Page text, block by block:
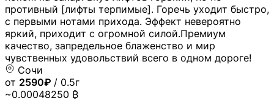
противный [лифты терпимые]. Горечь уходит быстро,
с первыми нотами прихода. Эффект невероятно
яркий, приходит с огромной силой.Премиум
качество, запредельное блаженство и мир
чувственных удовольствий всего в одном дороге!
Сочи
от 2590₽ / 0.5г
~0.00048250 ₿